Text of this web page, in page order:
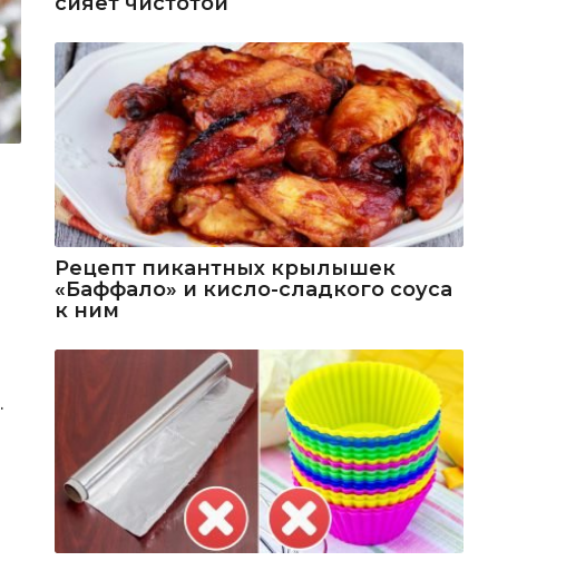
.
Рецепт пикантных крылышек
«Баффало» и кисло-сладкого соуса
к ним